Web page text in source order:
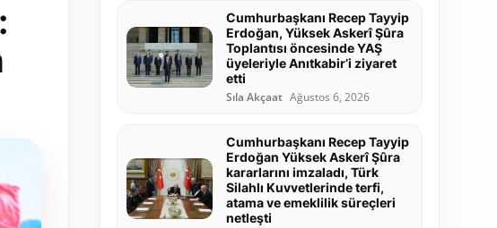
Cumhurbaşkanı Recep Tayyip
Erdoğan, Yüksek Askerî Şûra
Toplantısı öncesinde YAŞ
üyeleriyle Anıtkabir’i ziyaret
etti
Sıla Akçaat Ağustos 6, 2026
Cumhurbaşkanı Recep Tayyip
Erdoğan Yüksek Askerî Şûra
kararlarını imzaladı, Türk
Silahlı Kuvvetlerinde terfi,
atama ve emeklilik süreçleri
netleşti